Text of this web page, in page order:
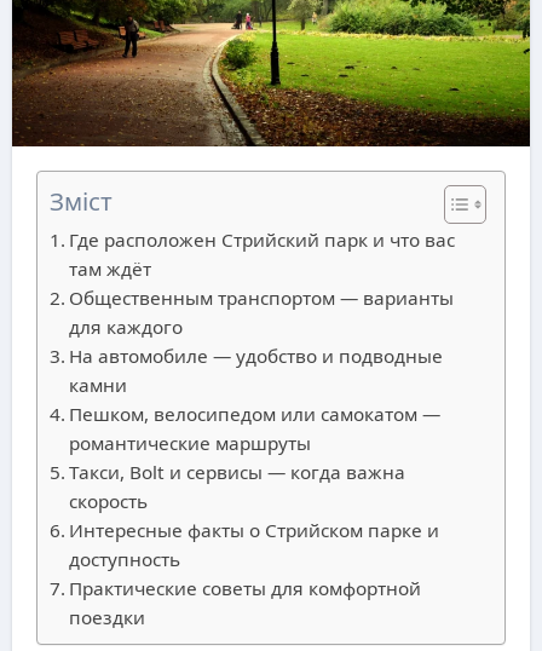
Зміст
Где расположен Стрийский парк и что вас
там ждёт
Общественным транспортом — варианты
для каждого
На автомобиле — удобство и подводные
камни
Пешком, велосипедом или самокатом —
романтические маршруты
Такси, Bolt и сервисы — когда важна
скорость
Интересные факты о Стрийском парке и
доступность
Практические советы для комфортной
поездки